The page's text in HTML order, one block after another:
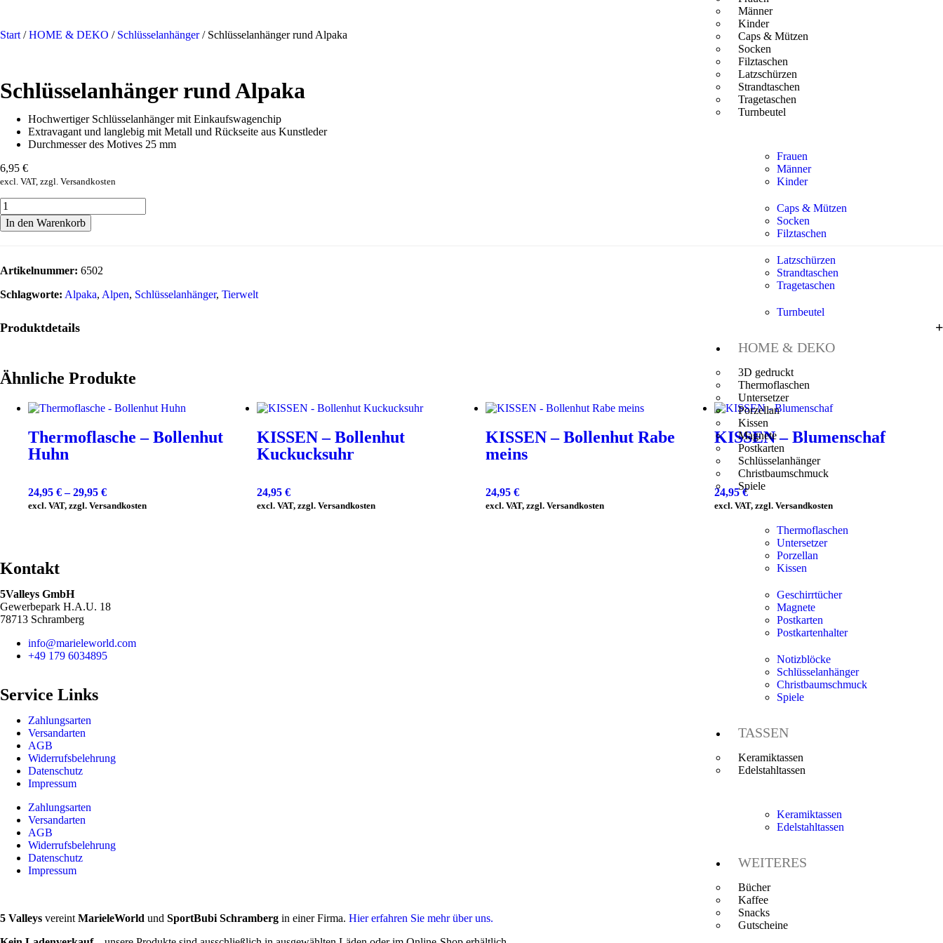
Männer
Kinder
Caps & Mützen
Socken
Filztaschen
Latzschürzen
Strandtaschen
Tragetaschen
Turnbeutel
Frauen
Männer
Kinder
Caps & Mützen
Socken
Filztaschen
Latzschürzen
Strandtaschen
Tragetaschen
Turnbeutel
HOME & DEKO
3D gedruckt
Thermoflaschen
Untersetzer
Porzellan
Kissen
Magnete
Postkarten
Schlüsselanhänger
Christbaumschmuck
Spiele
Thermoflaschen
Untersetzer
Porzellan
Kissen
Geschirrtücher
Magnete
Postkarten
Postkartenhalter
Notizblöcke
Schlüsselanhänger
Christbaumschmuck
Spiele
TASSEN
Keramiktassen
Edelstahltassen
Keramiktassen
Edelstahltassen
WEITERES
Bücher
Kaffee
Snacks
Gutscheine
Start /HOME & DEKO / Schlüsselanhänger/ Schlüsselanhänger rund Alpaka
Schlüsselanhänger rund Alpaka
Hochwertiger Schlüsselanhänger mit Einkaufswagenchip
Extravagant und langlebig mit Metall und Rückseite aus Kunstleder
Durchmesser des Motives 25 mm
6,95 €
excl. VAT, zzgl. Versandkosten
In den Warenkorb
Artikelnummer: 6502
Schlagworte: Alpaka, Alpen, Schlüsselanhänger, Tierwelt
Produktdetails
Ähnliche Produkte
Thermoflasche – Bollenhut
Huhn
24,95 €–29,95 €
excl. VAT, zzgl. Versandkosten
KISSEN – Bollenhut
Kuckucksuhr
24,95 €
excl. VAT, zzgl. Versandkosten
KISSEN – Bollenhut Rabe
meins
24,95 €
excl. VAT, zzgl. Versandkosten
KISSEN – Blumenschaf
24,95€
excl. VAT, zzgl. Versandkosten
Kontakt
5Valleys GmbH
Gewerbepark H.A.U. 18
78713 Schramberg
info@marieleworld.com
+49 179 6034895
Service Links
Zahlungsarten
Versandarten
AGB
Widerrufsbelehrung
Datenschutz
Impressum
Zahlungsarten
Versandarten
AGB
Widerrufsbelehrung
Datenschutz
Impressum
5 Valleys vereint MarieleWorld und SportBubi Schramberg in einer Firma. Hier erfahren Sie mehr über uns.